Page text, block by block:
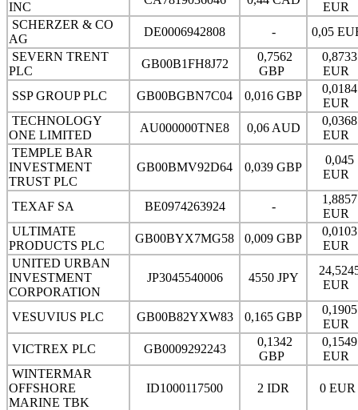
INC
EUR
SCHERZER & CO
AG
DE0006942808 -
0,05
SEVERN TRENT
PLC
GB00B1FH8J72
0,7562
GBP
0,8733
EUR
SSP GROUP PLC
GB00BGBN7C04 0,016 GBP
0,0184
EUR
TECHNOLOGY
ONE LIMITED
AU000000TNE8 0,06 AUD
0,0368
EUR
TEMPLE BAR
INVESTMENT
TRUST PLC
GB00BMV92D64 0,039 GBP
0,045
EUR
TEXAF SA BE0974263924 -
1,8857
EUR
ULTIMATE
PRODUCTS PLC
GB00BYX7MG58 0,009 GBP
0,0103
EUR
UNITED URBAN
INVESTMENT
CORPORATION
JP3045540006 4550 JPY
EUR
VESUVIUS PLC GB00B82YXW83 0,165 GBP
0,1905
EUR
VICTREX PLC
GB0009292243
0,1342
GBP
0,1549
EUR
WINTERMAR
OFFSHORE
MARINE TBK
ID1000117500 2 IDR 0 EUR